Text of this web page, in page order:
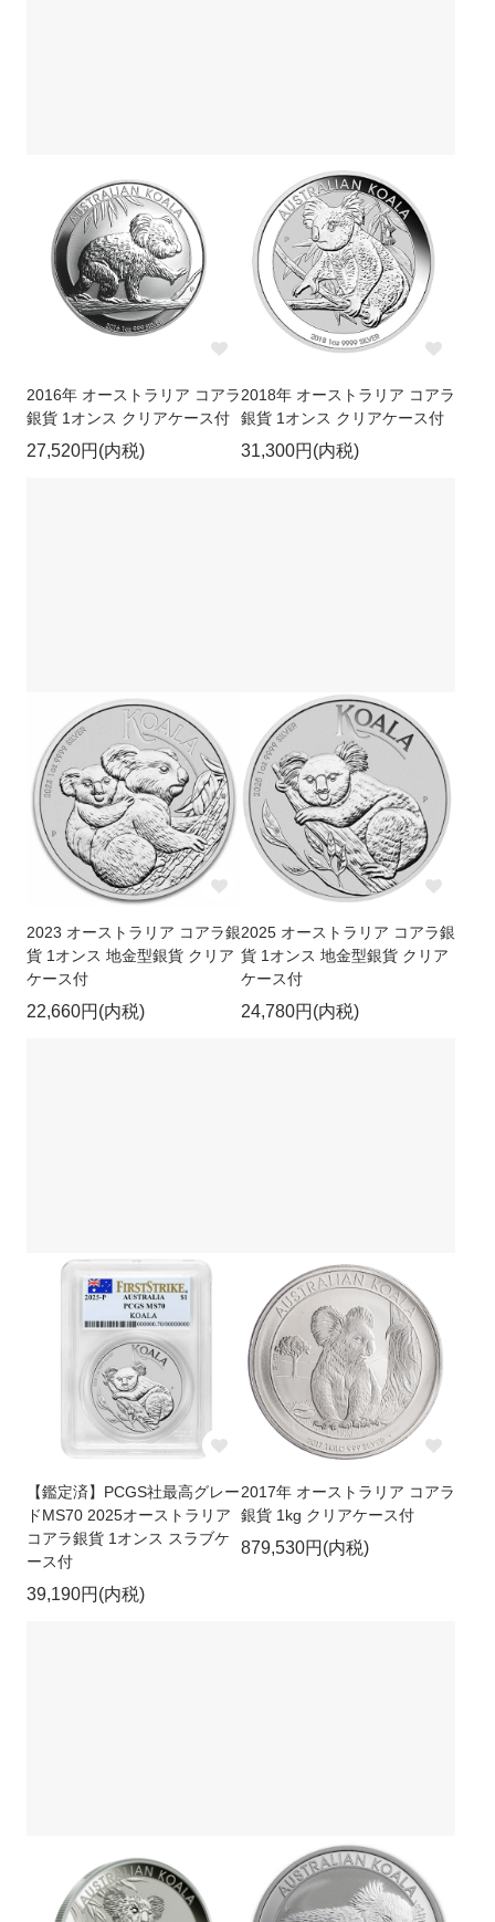
2016年 オーストラリア コアラ
銀貨 1オンス クリアケース付
27,520円(内税)
2018年 オーストラリア コアラ
銀貨 1オンス クリアケース付
31,300円(内税)
2023 オーストラリア コアラ銀
貨 1オンス 地金型銀貨 クリア
ケース付
22,660円(内税)
2025 オーストラリア コアラ銀
貨 1オンス 地金型銀貨 クリア
ケース付
24,780円(内税)
【鑑定済】PCGS社最高グレー
ドMS70 2025オーストラリア
コアラ銀貨 1オンス スラブケ
ース付
39,190円(内税)
2017年 オーストラリア コアラ
銀貨 1kg クリアケース付
879,530円(内税)